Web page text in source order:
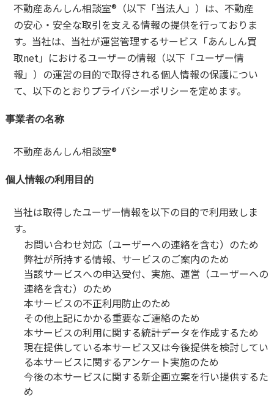
不動産あんしん相談室®️（以下「当法人」）は、不動産
の安心・安全な取引を支える情報の提供を行っておりま
す。当社は、当社が運営管理するサービス「あんしん買
取net」におけるユーザーの情報（以下「ユーザー情
報」）の運営の目的で取得される個人情報の保護につい
て、以下のとおりプライバシーポリシーを定めます。
事業者の名称
不動産あんしん相談室®️
個人情報の利用目的
当社は取得したユーザー情報を以下の目的で利用致しま
す。
お問い合わせ対応（ユーザーへの連絡を含む）のため
弊社が所持する情報、サービスのご案内のため
当該サービスへの申込受付、実施、運営（ユーザーへの
連絡を含む）のため
本サービスの不正利用防止のため
その他上記にかかる重要なご連絡のため
本サービスの利用に関する統計データを作成するため
現在提供している本サービス又は今後提供を検討してい
る本サービスに関するアンケート実施のため
今後の本サービスに関する新企画立案を行い提供するた
め